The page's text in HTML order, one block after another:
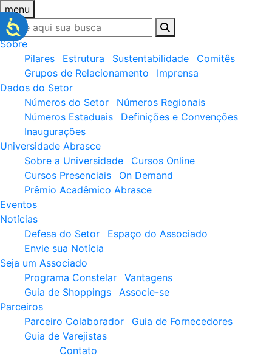
menu
Sobre
Pilares
Estrutura Sustentabilidade
Comitês
Grupos de Relacionamento
Imprensa
Dados do Setor
Números do Setor
Números Regionais
Números Estaduais
Definições e Convenções
Inaugurações
Universidade Abrasce
Sobre a Universidade
Cursos Online
Cursos Presenciais
On Demand
Prêmio Acadêmico Abrasce
Eventos
Notícias
Defesa do Setor
Espaço do Associado
Envie sua Notícia
Seja um Associado
Programa Constelar
Vantagens
Guia de Shoppings
Associe-se
Parceiros
Parceiro Colaborador
Guia de Fornecedores
Guia de Varejistas
Contato